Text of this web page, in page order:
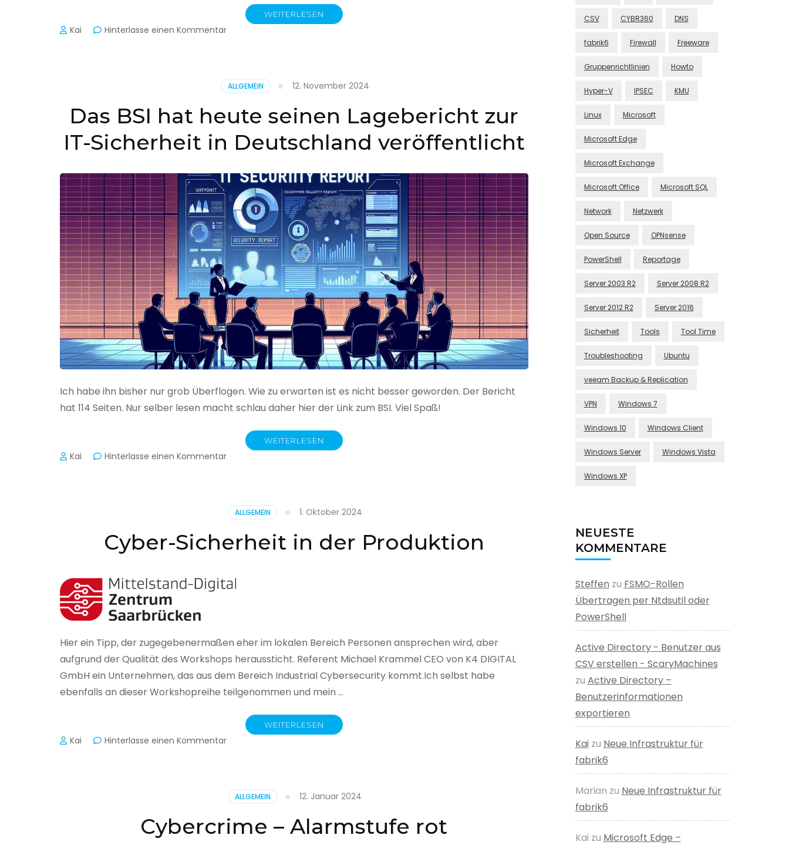
WEITERLESEN
Kai Hinterlasse einen Kommentarzu
Benutzer
aus
erstellen
ALLGEMEIN 12. November 2024
Das BSI hat heute seinen Lagebericht zur
IT-Sicherheit in Deutschland veröffentlicht
Ich habe ihn bisher nur grob Überflogen. Wie zu erwarten ist es nicht besser geworden. Der Bericht
hat 114 Seiten. Nur selber lesen macht schlau daher hier der Link zum BSI. Viel Spaß!
WEITERLESEN
Kai Hinterlasse einen Kommentarzu
heute
seinen
zur
in
Deutschland
ALLGEMEIN 1. Oktober 2024
Cyber-Sicherheit in der Produktion
Hier ein Tipp, der zugegebenermaßen eher im lokalen Bereich Personen ansprechen wird, aber
aufgrund der Qualität des Workshops heraussticht. Referent Michael Krammel CEO von K4 DIGITAL
GmbH ein Unternehmen, das aus dem Bereich Industrial Cybersecurity kommt.Ich selbst habe
ebenfalls an dieser Workshopreihe teilgenommen und mein …
WEITERLESEN
Kai Hinterlasse einen Kommentarzu
der
Produktion
ALLGEMEIN 12. Januar 2024
Cybercrime – Alarmstufe rot
CSV CYBR360 DNS
fabrik6 Firewall Freeware
Gruppenrichtlinien Howto
Hyper-V IPSEC KMU
Linux Microsoft
Microsoft Edge
Microsoft Exchange
Microsoft Office Microsoft SQL
Network Netzwerk
Open Source OPNsense
PowerShell Reportage
Server 2003 R2 Server 2008 R2
Server 2012 R2 Server 2016
Sicherheit Tools Tool Time
Troubleshooting Ubuntu
veeam Backup & Replication
VPN Windows 7
Windows 10 Windows Client
Windows Server Windows Vista
Windows XP
NEUESTE
KOMMENTARE
Steffen zu FSMO-Rollen
Übertragen per Ntdsutil oder
PowerShell
Active Directory - Benutzer aus
CSV erstellen - ScaryMachines
zu Active Directory –
Benutzerinformationen
exportieren
Kaizu Neue Infrastruktur für
fabrik6
Marian zu Neue Infrastruktur für
fabrik6
Kai zu Microsoft Edge –